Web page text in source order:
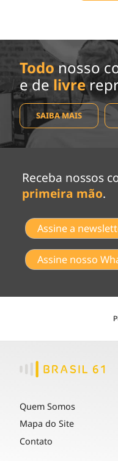
Todo nosso
e de livre
SAIBA MAIS
Receba nossos
primeira mão.
Assine a
Assine nosso
Quem Somos
Mapa do Site
Contato